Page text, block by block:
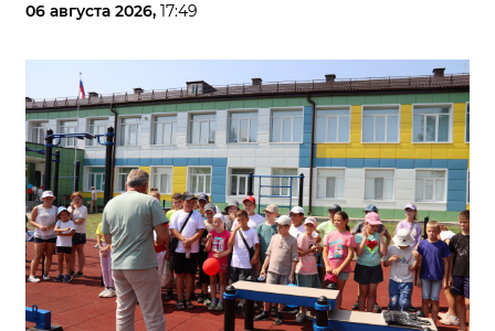
06 августа 2026, 17:49